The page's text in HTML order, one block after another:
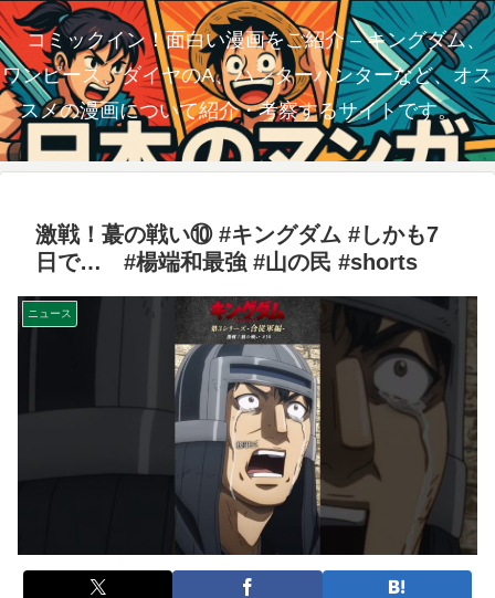
コミックイン！面白い漫画をご紹介 – キングダム、
ワンピース、ダイヤのA、ハンターハンターなど、オス
スメの漫画について紹介・考察するサイトです。
激戦！蕞の戦い⑩ #キングダム #しかも7
日で… #楊端和最強 #山の民 #shorts
ニュース